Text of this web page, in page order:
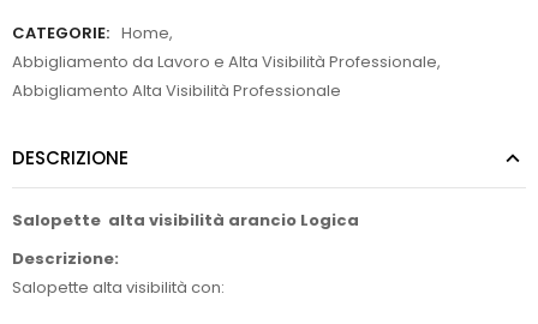
CATEGORIE: Home,
Abbigliamento da Lavoro e Alta Visibilità Professionale,
Abbigliamento Alta Visibilità Professionale
DESCRIZIONE
Salopette alta visibilità arancio Logica
Descrizione:
Salopette alta visibilità con: